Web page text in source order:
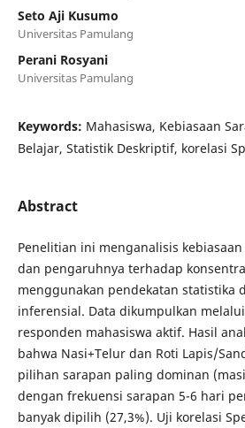
Seto Aji Kusumo
Universitas Pamulang
Perani Rosyani
Universitas Pamulang
Keywords: Mahasiswa, Kebiasaan
Belajar, Statistik Deskriptif, korelasi
Abstract
Penelitian ini menganalisis
dan pengaruhnya terhadap
menggunakan pendekatan statistika
inferensial. Data dikumpulkan
responden mahasiswa aktif. Hasil
bahwa Nasi+Telur dan Roti Lapis/
pilihan sarapan paling dominan
dengan frekuensi sarapan 5-6 hari
banyak dipilih (27,3%). Uji korelasi